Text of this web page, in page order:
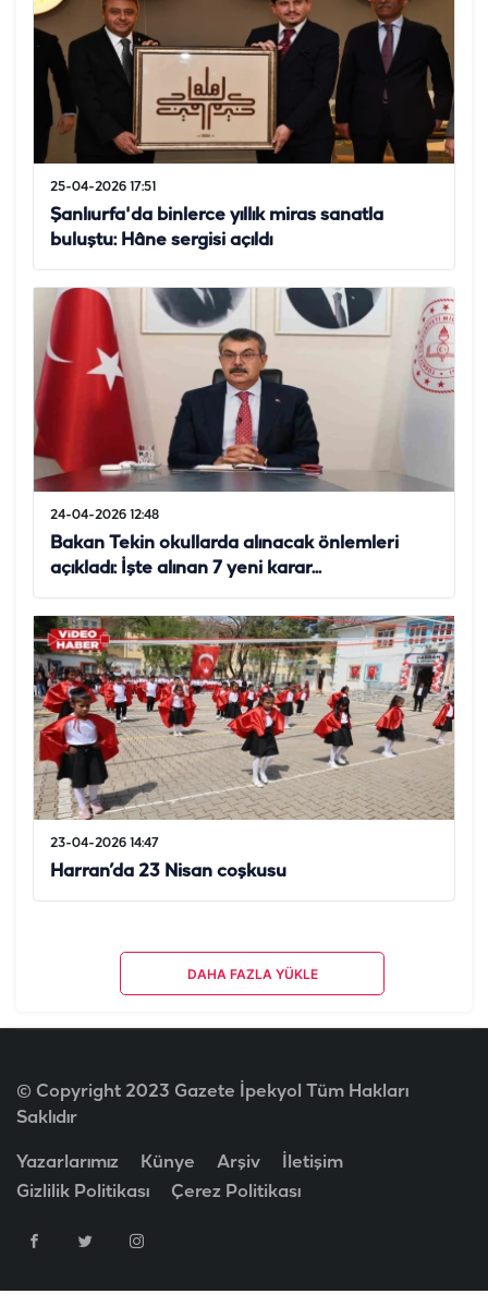
25-04-2026 17:51
Şanlıurfa'da binlerce yıllık miras sanatla
buluştu: Hâne sergisi açıldı
24-04-2026 12:48
Bakan Tekin okullarda alınacak önlemleri
açıkladı: İşte alınan 7 yeni karar...
23-04-2026 14:47
Harran’da 23 Nisan coşkusu
DAHA FAZLA YÜKLE
© Copyright 2023 Gazete İpekyol Tüm Hakları
Saklıdır
Yazarlarımız Künye Arşiv
İletişim
Gizlilik Politikası
Çerez Politikası